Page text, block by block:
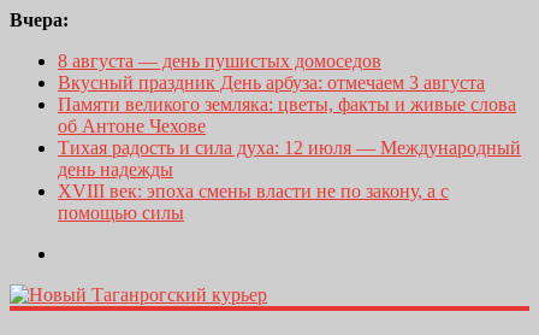
Вчера:
8 августа — день пушистых домоседов
Вкусный праздник День арбуза: отмечаем 3 августа
Памяти великого земляка: цветы, факты и живые слова
об Антоне Чехове
Тихая радость и сила духа: 12 июля — Международный
день надежды
XVIII век: эпоха смены власти не по закону, а с
помощью силы